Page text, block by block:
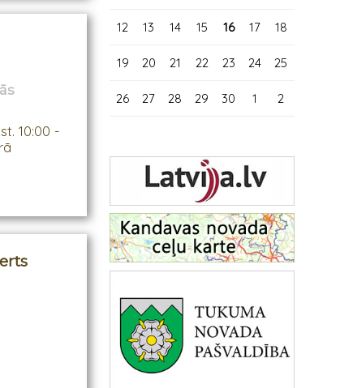
10:00 -
12 13 14 15 16 17 18
19 20 21 22 23 24 25
26 27 28 29 30 1 2